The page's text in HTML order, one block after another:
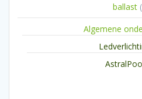
ballast
Algemene